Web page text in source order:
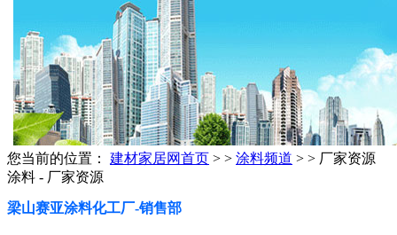
您当前的位置： 建材家居网首页 > > 涂料频道 > > 厂家资源
涂料 - 厂家资源
梁山赛亚涂料化工厂-销售部